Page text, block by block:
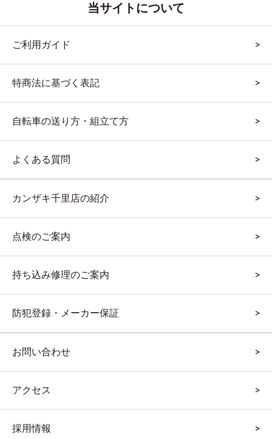
当サイトについて
ご利用ガイド
特商法に基づく表記
自転車の送り方・組立て方
よくある質問
カンザキ千里店の紹介
点検のご案内
持ち込み修理のご案内
防犯登録・メーカー保証
お問い合わせ
アクセス
採用情報